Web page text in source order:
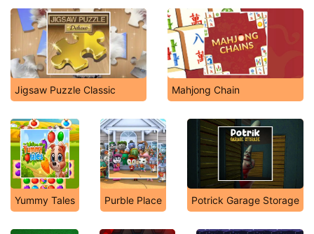
Jigsaw Puzzle Classic Mahjong Chain
Yummy Tales Purble Place Potrick Garage Storage